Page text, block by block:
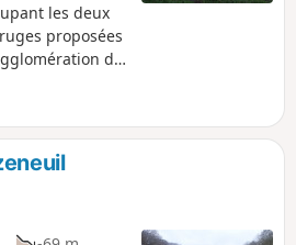
les deux
proposées
du